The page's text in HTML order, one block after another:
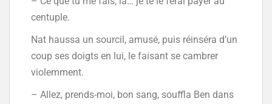
centuple.
Nat haussa un sourcil, amusé, puis réinséra d’un
coup ses doigts en lui, le faisant se cambrer
violemment.
– Allez, prends-moi, bon sang, souffla Ben dans